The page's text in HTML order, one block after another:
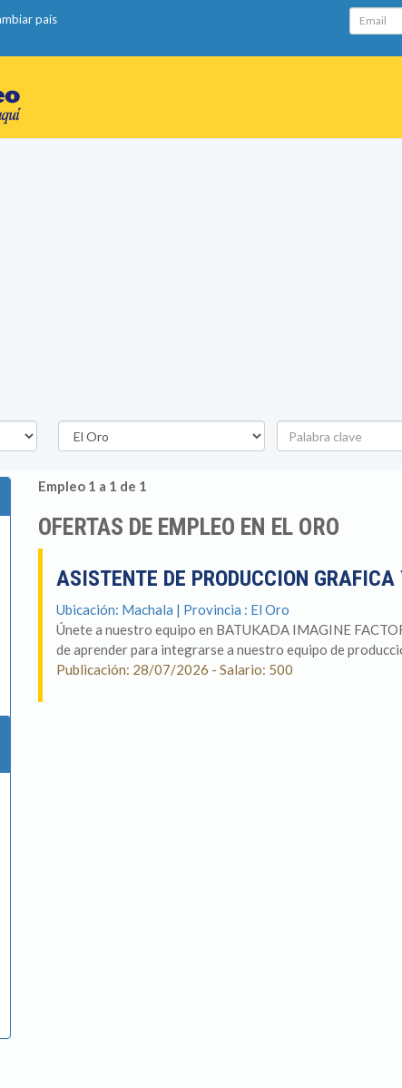
país Email
Provincia
Palabra
clave
Empleo 1 a 1 de 1
OFERTAS DE EMPLEO EN EL ORO
ASISTENTE DE PRODUCCION GRAFICA
Ubicación: Machala | Provincia : El Oro
Únete a nuestro equipo en BATUKADA IMAGINE
de aprender para integrarse a nuestro equipo de
Publicación: 28/07/2026 - Salario: 500